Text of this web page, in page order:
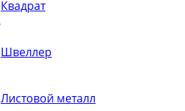
Квадрат
Швеллер
Листовой металл